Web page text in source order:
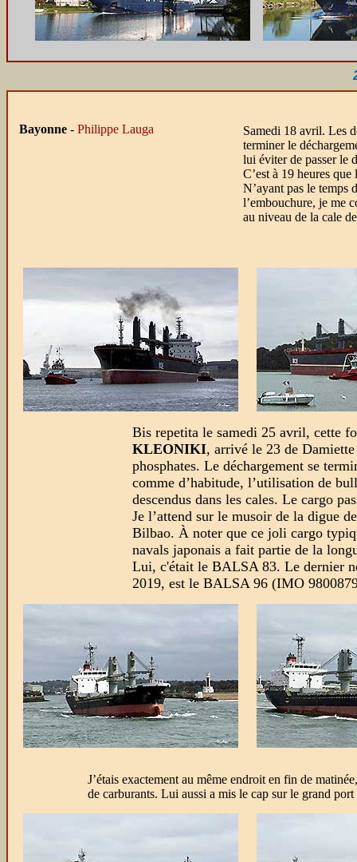
Bayonne - Philippe Lauga
Samedi 18 avril. Les
terminer le
lui éviter de passer le
C’est à 19 heures
N’ayant pas le temps
l’embouchure, je me
au niveau de la cale
Bis repetita le samedi 25 avril, cette
KLEONIKI, arrivé le 23 de
phosphates. Le déchargement se
comme d’habitude, l’utilisation de
descendus dans les cales. Le cargo
Je l’attend sur le musoir de la digue
Bilbao. À noter que ce joli cargo
navals japonais a fait partie de la
Lui, c'était le BALSA 83. Le dernier
2019, est le BALSA 96 (IMO
J’étais exactement au même endroit en fin de
de carburants. Lui aussi a mis le cap sur le grand